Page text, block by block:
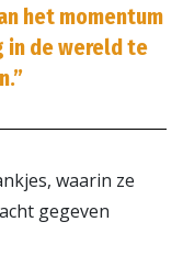
het momentum
in de wereld te
waarin ze
gegeven